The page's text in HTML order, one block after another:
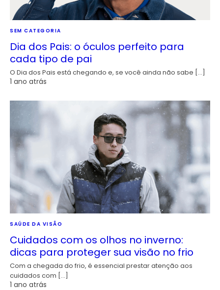
SEM CATEGORIA
Dia dos Pais: o óculos perfeito para
cada tipo de pai
O Dia dos Pais está chegando e, se você ainda não sabe […]
1 ano atrás
SAÚDE DA VISÃO
Cuidados com os olhos no inverno:
dicas para proteger sua visão no frio
Com a chegada do frio, é essencial prestar atenção aos
cuidados com […]
1 ano atrás